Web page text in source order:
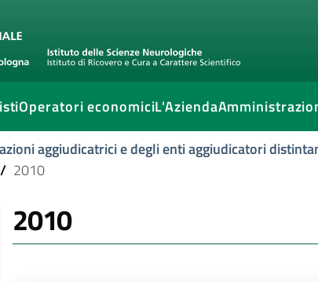
Operatori economiciL'Azienda
aggiudicatrici e degli enti aggiudicatori
/ 2010
2010